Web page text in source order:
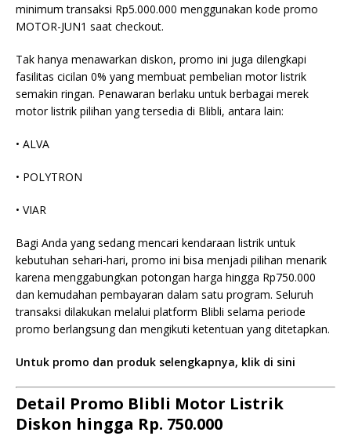
minimum transaksi Rp5.000.000 menggunakan kode promo
MOTOR-JUN1 saat checkout.
Tak hanya menawarkan diskon, promo ini juga dilengkapi
fasilitas cicilan 0% yang membuat pembelian motor listrik
semakin ringan. Penawaran berlaku untuk berbagai merek
motor listrik pilihan yang tersedia di Blibli, antara lain:
• ALVA
• POLYTRON
• VIAR
Bagi Anda yang sedang mencari kendaraan listrik untuk
kebutuhan sehari-hari, promo ini bisa menjadi pilihan menarik
karena menggabungkan potongan harga hingga Rp750.000
dan kemudahan pembayaran dalam satu program. Seluruh
transaksi dilakukan melalui platform Blibli selama periode
promo berlangsung dan mengikuti ketentuan yang ditetapkan.
Untuk promo dan produk selengkapnya, klik di sini
Detail Promo Blibli Motor Listrik
Diskon hingga Rp. 750.000